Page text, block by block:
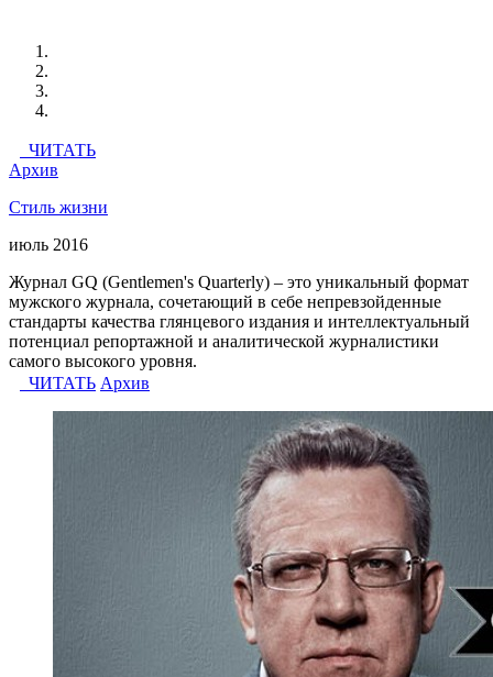
ЧИТАТЬ
Архив
Стиль жизни
июль 2016
Журнал GQ (Gentlemen's Quarterly) – это уникальный формат
мужского журнала, сочетающий в себе непревзойденные
стандарты качества глянцевого издания и интеллектуальный
потенциал репортажной и аналитической журналистики
самого высокого уровня.
ЧИТАТЬ Архив